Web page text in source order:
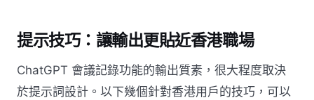
提示技巧：讓輸出更貼近香港職場
ChatGPT 會議記錄功能的輸出質素，很大程度取決
於提示詞設計。以下幾個針對香港用戶的技巧，可以